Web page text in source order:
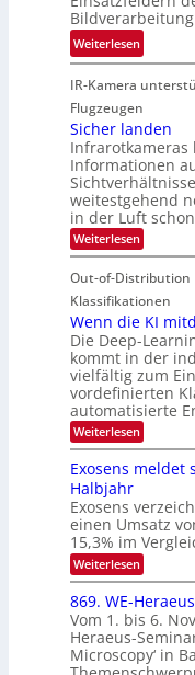
e
n
4
K
-
M
e
m
s
u
n
d
M
a
n
t
i
S
p
e
c
t
r
M
ö
g
l
i
c
h
k
e
i
t
e
k
e
h
d
e
r
i
n
V
I
S
I
O
N
T
e
c
h
T
a
l
k
Weiterlesen:
G
u
i
d
e
d
T
o
u
r
u
d
e
r
V
S
O
N
2
0
2
6
IR-Kamera
Flugzeugen
Sicher landen
Infrarotkameras
Informationen
weitestgehend
in der Luft
Weiterlesen:
S
c
h
l
a
n
d
e
n
Out-of-Distribution
Klassifikationen
Wenn die KI
Die Deep-
kommt in der
vielfältig zum
vordefinierten
automatisierte
Weiterlesen:
W
n
d
i
e
K
I
m
i
t
d
e
n
Exosens meldet
Halbjahr
Exosens
einen Umsatz
15,3% im
Weiterlesen:
E
x
o
s
e
n
s
869. WE-
Vom 1. bis 6.
Heraeus-
Microscopy‘ in